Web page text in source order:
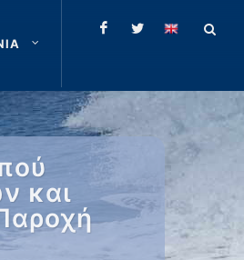
και